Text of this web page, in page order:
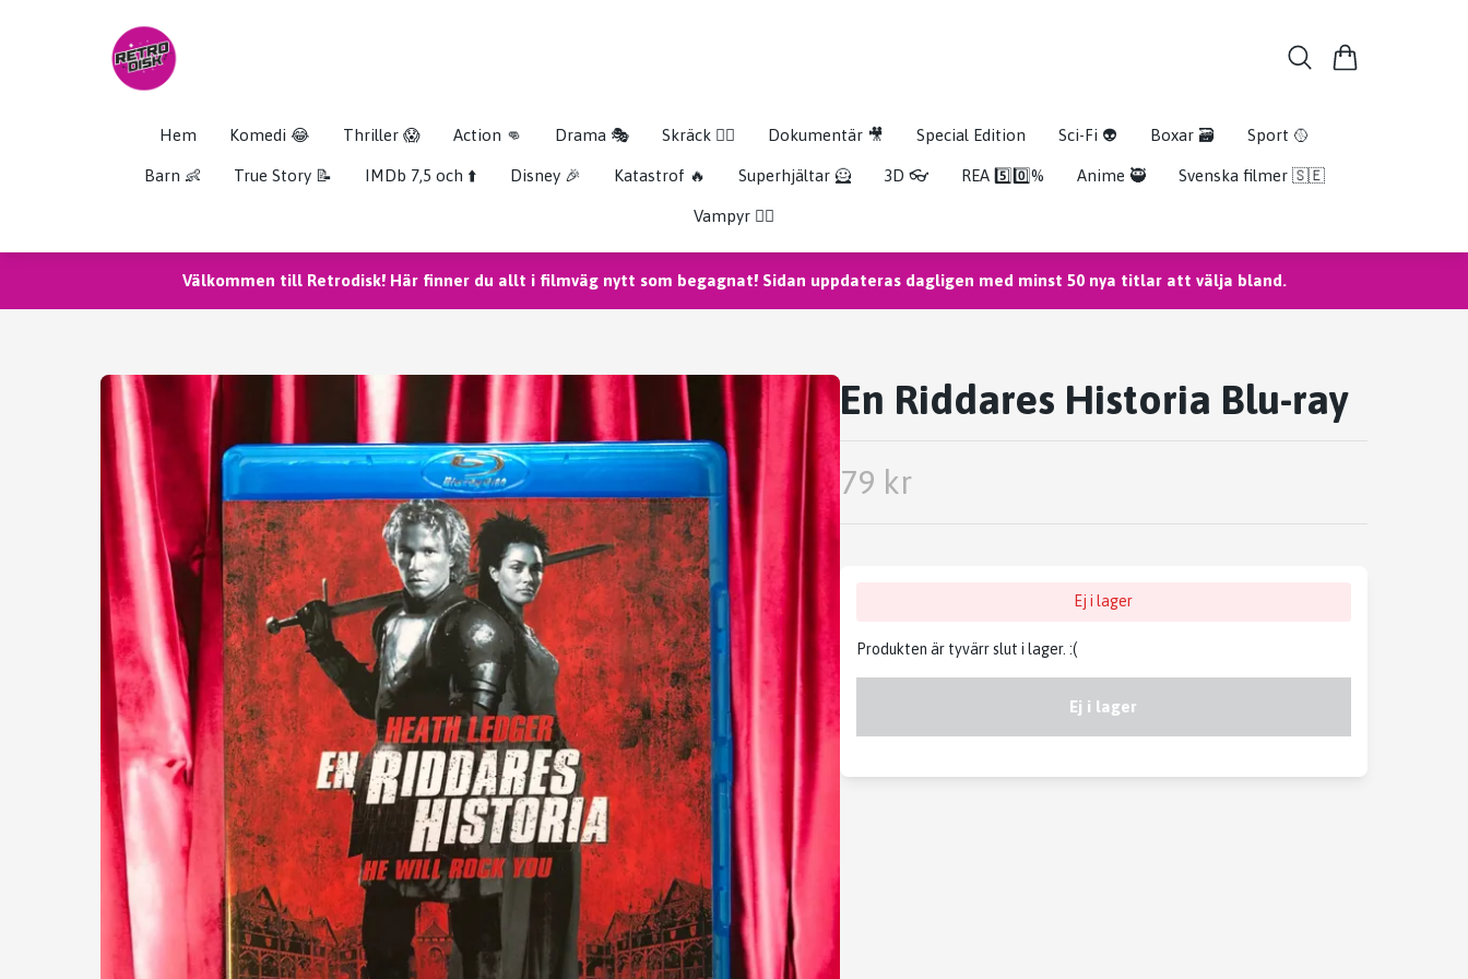
Hem Komedi 😂 Thriller 😱 Action 👊 Drama 🎭 Skräck 🧟‍♂️ Dokumentär 🎥 Special Edition Sci-Fi 👽 Boxar 🗃️ Sport 🥎
Barn 👶 True Story 📝 IMDb 7,5 och ⬆️ Disney 🎉 Katastrof 🔥 Superhjältar 🦸 3D 👓 REA 5️⃣0️⃣% Anime 🥷 Svenska filmer 🇸🇪
Vampyr 🧛‍♀️
Välkommen till Retrodisk! Här finner du allt i filmväg nytt som begagnat! Sidan uppdateras dagligen med minst 50 nya titlar att välja bland.
En Riddares Historia Blu-ray
79 kr
Ej i lager
Produkten är tyvärr slut i lager. :(
Ej i lager